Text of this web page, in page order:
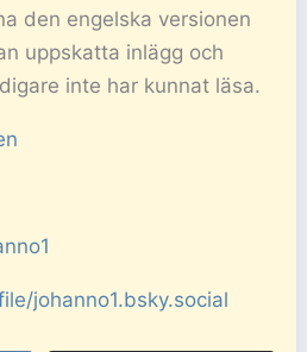
den engelska versionen
uppskatta inlägg och
inte har kunnat läsa.
johanno1.bsky.social